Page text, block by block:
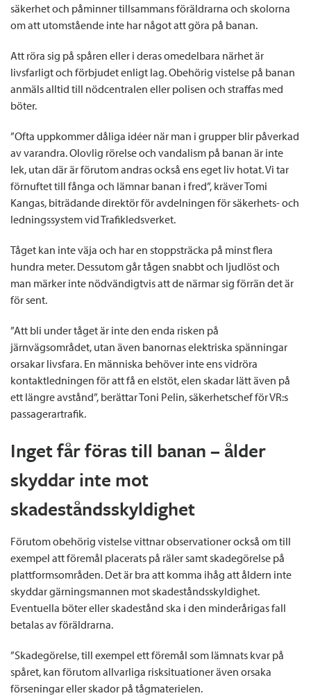
säkerhet och påminner tillsammans föräldrarna och skolorna
om att utomstående inte har något att göra på banan.
Att röra sig på spåren eller i deras omedelbara närhet är
livsfarligt och förbjudet enligt lag. Obehörig vistelse på banan
anmäls alltid till nödcentralen eller polisen och straffas med
böter.
”Ofta uppkommer dåliga idéer när man i grupper blir påverkad
av varandra. Olovlig rörelse och vandalism på banan är inte
lek, utan där är förutom andras också ens eget liv hotat. Vi tar
förnuftet till fånga och lämnar banan i fred”, kräver Tomi
Kangas, biträdande direktör för avdelningen för säkerhets- och
ledningssystem vid Trafikledsverket.
Tåget kan inte väja och har en stoppsträcka på minst flera
hundra meter. Dessutom går tågen snabbt och ljudlöst och
man märker inte nödvändigtvis att de närmar sig förrän det är
för sent.
”Att bli under tåget är inte den enda risken på
järnvägsområdet, utan även banornas elektriska spänningar
orsakar livsfara. En människa behöver inte ens vidröra
kontaktledningen för att få en elstöt, elen skadar lätt även på
ett längre avstånd”, berättar Toni Pelin, säkerhetschef för VR:s
passagerartrafik.
Inget får föras till banan – ålder
skyddar inte mot
skadeståndsskyldighet
Förutom obehörig vistelse vittnar observationer också om till
exempel att föremål placerats på räler samt skadegörelse på
plattformsområden. Det är bra att komma ihåg att åldern inte
skyddar gärningsmannen mot skadeståndsskyldighet.
Eventuella böter eller skadestånd ska i den minderårigas fall
betalas av föräldrarna.
”Skadegörelse, till exempel ett föremål som lämnats kvar på
spåret, kan förutom allvarliga risksituationer även orsaka
förseningar eller skador på tågmaterielen.